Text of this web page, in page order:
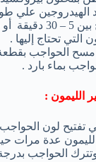
الهيدروجين علي
تركه مدة تتراوح
تحتاج إليها .
مسح الحواجب
بماء بارد .
تفتيح لون
عدة مرات
وتترك الحواجب